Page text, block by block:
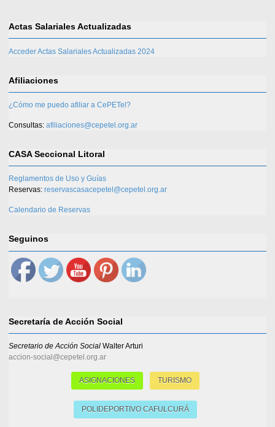
Actas Salariales Actualizadas
Acceder Actas Salariales Actualizadas 2024
Afiliaciones
¿Cómo me puedo afiliar a CePETel?
Consultas: afiliaciones@cepetel.org.ar
CASA Seccional Litoral
Reglamentos de Uso y Guías
Reservas: reservascasacepetel@cepetel.org.ar
Calendario de Reservas
Seguinos
Secretaría de Acción Social
Secretario de Acción Social Walter Arturi
accion-social@cepetel.org.ar
ASIGNACIONES TURISMO
POLIDEPORTIVO CAFULCURÁ